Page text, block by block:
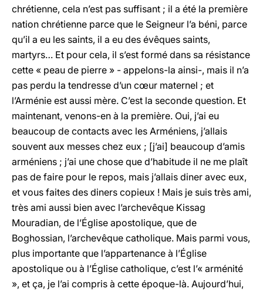
chrétienne, cela n’est pas suffisant ; il a été la première
nation chrétienne parce que le Seigneur l’a béni, parce
qu’il a eu les saints, il a eu des évêques saints,
martyrs… Et pour cela, il s’est formé dans sa résistance
cette « peau de pierre » - appelons-la ainsi-, mais il n’a
pas perdu la tendresse d’un cœur maternel ; et
l’Arménie est aussi mère. C’est la seconde question. Et
maintenant, venons-en à la première. Oui, j’ai eu
beaucoup de contacts avec les Arméniens, j’allais
souvent aux messes chez eux ; [j’ai] beaucoup d’amis
arméniens ; j’ai une chose que d’habitude il ne me plaît
pas de faire pour le repos, mais j’allais diner avec eux,
et vous faites des diners copieux ! Mais je suis très ami,
très ami aussi bien avec l’archevêque Kissag
Mouradian, de l’Église apostolique, que de
Boghossian, l’archevêque catholique. Mais parmi vous,
plus importante que l’appartenance à l’Église
apostolique ou à l’Église catholique, c’est l’« arménité
», et ça, je l’ai compris à cette époque-là. Aujourd’hui,